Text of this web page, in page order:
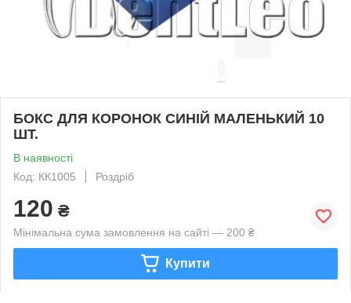
БОКС ДЛЯ КОРОНОК СИНІЙ МАЛЕНЬКИЙ 10
ШТ.
В наявності
Код: КК1005
Роздріб
120 ₴
Мінімальна сума замовлення на сайті — 200 ₴
Купити